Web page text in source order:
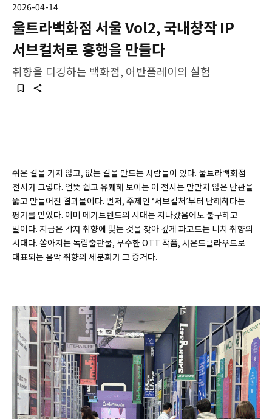
2026-04-14
울트라백화점 서울 Vol2, 국내창작 IP
서브컬처로 흥행을 만들다
취향을 디깅하는 백화점, 어반플레이의 실험
쉬운 길을 가지 않고, 없는 길을 만드는 사람들이 있다. 울트라백화점
전시가 그렇다. 언뜻 쉽고 유쾌해 보이는 이 전시는 만만치 않은 난관을
뚫고 만들어진 결과물이다. 먼저, 주제인 ‘서브컬처’부터 난해하다는
평가를 받았다. 이미 메가트렌드의 시대는 지나갔음에도 불구하고
말이다. 지금은 각자 취향에 맞는 것을 찾아 깊게 파고드는 니치 취향의
시대다. 쏟아지는 독립출판물, 무수한 OTT 작품, 사운드클라우드로
대표되는 음악 취향의 세분화가 그 증거다.